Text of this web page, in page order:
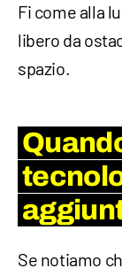
Fi come alla
libero da
spazio.
Se notiamo